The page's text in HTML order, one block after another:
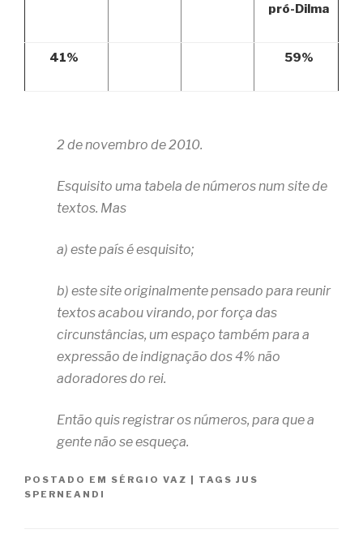
pró-Dilma
41% 59%
2 de novembro de 2010.
Esquisito uma tabela de números num site de
textos. Mas
a) este país é esquisito;
b) este site originalmente pensado para reunir
textos acabou virando, por força das
circunstâncias, um espaço também para a
expressão de indignação dos 4% não
adoradores do rei.
Então quis registrar os números, para que a
gente não se esqueça.
POSTADO EM SÉRGIO VAZ TAGS JUS
SPERNEANDI